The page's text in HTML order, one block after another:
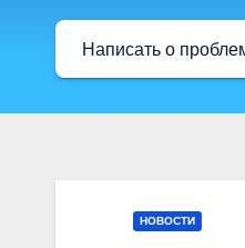
Написать о
НОВОСТИ